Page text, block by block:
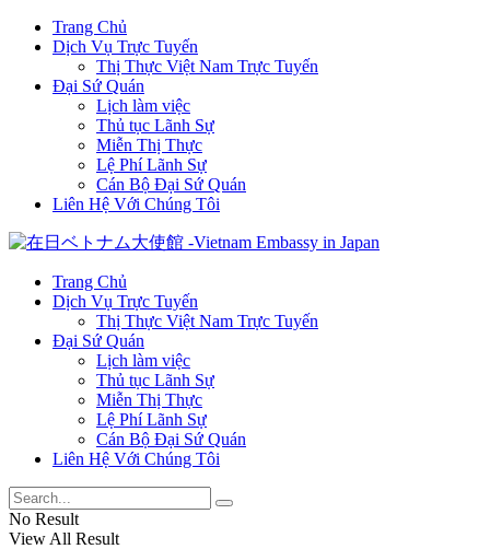
Trang Chủ
Dịch Vụ Trực Tuyến
Thị Thực Việt Nam Trực Tuyến
Đại Sứ Quán
Lịch làm việc
Thủ tục Lãnh Sự
Miễn Thị Thực
Lệ Phí Lãnh Sự
Cán Bộ Đại Sứ Quán
Liên Hệ Với Chúng Tôi
Trang Chủ
Dịch Vụ Trực Tuyến
Thị Thực Việt Nam Trực Tuyến
Đại Sứ Quán
Lịch làm việc
Thủ tục Lãnh Sự
Miễn Thị Thực
Lệ Phí Lãnh Sự
Cán Bộ Đại Sứ Quán
Liên Hệ Với Chúng Tôi
No Result
View All Result